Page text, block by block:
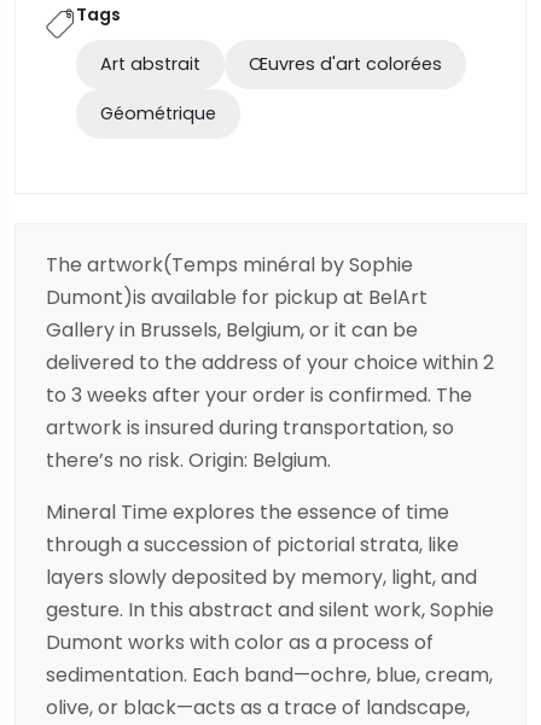
Tags
Art abstrait Œuvres d'art colorées
Géométrique
The artwork(Temps minéral by Sophie
Dumont)is available for pickup at BelArt
Gallery in Brussels, Belgium, or it can be
delivered to the address of your choice within 2
to 3 weeks after your order is confirmed. The
artwork is insured during transportation, so
there’s no risk. Origin: Belgium.
Mineral Time explores the essence of time
through a succession of pictorial strata, like
layers slowly deposited by memory, light, and
gesture. In this abstract and silent work, Sophie
Dumont works with color as a process of
sedimentation. Each band—ochre, blue, cream,
olive, or black—acts as a trace of landscape,